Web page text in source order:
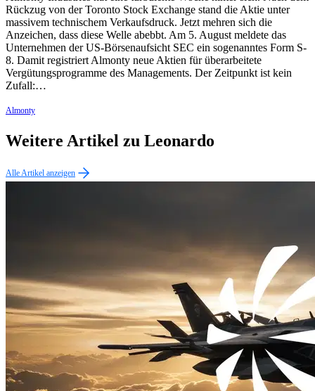
Rückzug von der Toronto Stock Exchange stand die Aktie unter
massivem technischem Verkaufsdruck. Jetzt mehren sich die
Anzeichen, dass diese Welle abebbt. Am 5. August meldete das
Unternehmen der US-Börsenaufsicht SEC ein sogenanntes Form S-
8. Damit registriert Almonty neue Aktien für überarbeitete
Vergütungsprogramme des Managements. Der Zeitpunkt ist kein
Zufall:…
Almonty
Weitere Artikel zu Leonardo
Alle Artikel anzeigen